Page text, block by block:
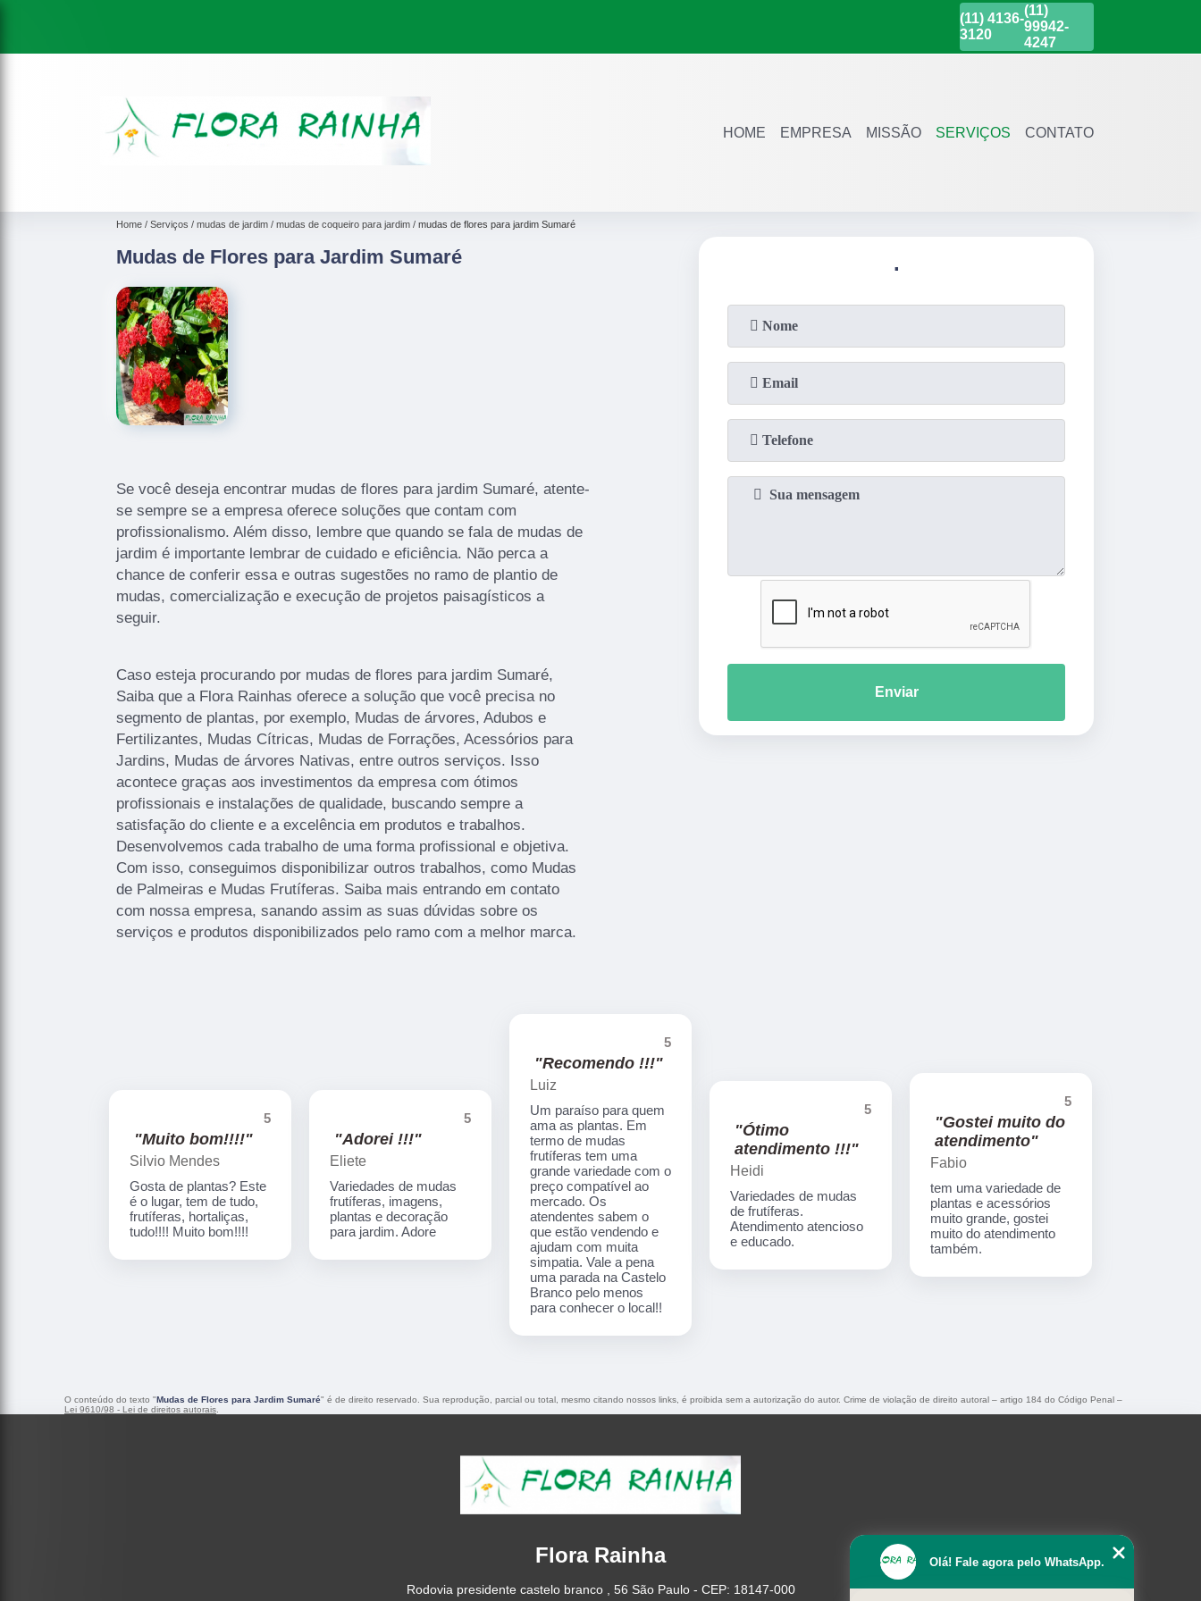
(11) 4136-
3120
(11)
99942-
4247
HOME EMPRESA MISSÃO SERVIÇOS CONTATO
Home Serviços mudas de jardim mudas de coqueiro para jardim mudas de flores para jardim Sumaré
Mudas de Flores para Jardim Sumaré
Se você deseja encontrar mudas de flores para jardim Sumaré, atente-
se sempre se a empresa oferece soluções que contam com
profissionalismo. Além disso, lembre que quando se fala de mudas de
jardim é importante lembrar de cuidado e eficiência. Não perca a
chance de conferir essa e outras sugestões no ramo de plantio de
mudas, comercialização e execução de projetos paisagísticos a
seguir.
Caso esteja procurando por mudas de flores para jardim Sumaré,
Saiba que a Flora Rainhas oferece a solução que você precisa no
segmento de plantas, por exemplo, Mudas de árvores, Adubos e
Fertilizantes, Mudas Cítricas, Mudas de Forrações, Acessórios para
Jardins, Mudas de árvores Nativas, entre outros serviços. Isso
acontece graças aos investimentos da empresa com ótimos
profissionais e instalações de qualidade, buscando sempre a
satisfação do cliente e a excelência em produtos e trabalhos.
Desenvolvemos cada trabalho de uma forma profissional e objetiva.
Com isso, conseguimos disponibilizar outros trabalhos, como Mudas
de Palmeiras e Mudas Frutíferas. Saiba mais entrando em contato
com nossa empresa, sanando assim as suas dúvidas sobre os
serviços e produtos disponibilizados pelo ramo com a melhor marca.
.
Enviar
5
"Muito bom!!!!"
Silvio Mendes
Gosta de plantas? Este
é o lugar, tem de tudo,
frutíferas, hortaliças,
tudo!!!! Muito bom!!!!
5
"Adorei !!!"
Eliete
Variedades de mudas
frutíferas, imagens,
plantas e decoração
para jardim. Adore
5
"Recomendo !!!"
Luiz
Um paraíso para quem
ama as plantas. Em
termo de mudas
frutíferas tem uma
grande variedade com o
preço compatível ao
mercado. Os
atendentes sabem o
que estão vendendo e
ajudam com muita
simpatia. Vale a pena
uma parada na Castelo
Branco pelo menos
para conhecer o local!!
5
"Ótimo
atendimento !!!"
Heidi
Variedades de mudas
de frutíferas.
Atendimento atencioso
e educado.
5
"Gostei muito do
atendimento"
Fabio
tem uma variedade de
plantas e acessórios
muito grande, gostei
muito do atendimento
também.
O conteúdo do texto "Mudas de Flores para Jardim Sumaré" é de direito reservado. Sua reprodução, parcial ou total, mesmo citando nossos links, é proibida sem a autorização do autor. Crime de violação de direito autoral – artigo 184 do Código Penal –
Lei 9610/98 - Lei de direitos autorais
Flora Rainha
Rodovia presidente castelo branco , 56 São Paulo - CEP: 18147-000
Olá! Fale agora pelo WhatsApp.